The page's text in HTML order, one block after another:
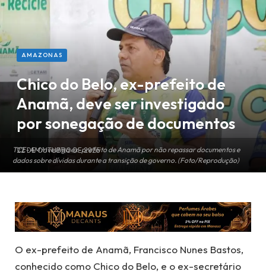
TCE-AM investiga ex-prefeito de Anamã por não repassar documentos e
dados sobre dívidas durante a transição de governo. (Foto/Reprodução)
AMAZONAS
Chico do Belo, ex-prefeito de
Anamã, deve ser investigado
por sonegação de documentos
22 DE OUTUBRO DE 2025
O ex-prefeito de Anamã, Francisco Nunes Bastos,
conhecido como Chico do Belo, e o ex-secretário